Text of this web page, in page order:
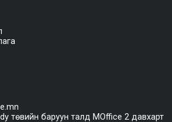
төвийн баруун талд MOffice 2 давхарт